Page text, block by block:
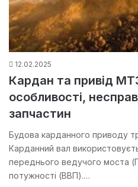
12.02.2025
Кардан та привід
особливості,
запчастин
Будова карданного приводу
Карданний вал
переднього ведучого моста
потужності (ВВП).…